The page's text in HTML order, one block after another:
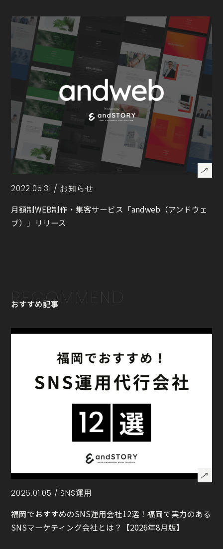
2022.05.31 / お知らせ
月額制WEB制作・集客サービス「andweb（アンドウェ
ブ）」リリース
RECOMMEND
おすすめ記事
2026.01.05 / SNS運用
福岡でおすすめのSNS運用会社12選！福岡で実力のある
SNSマーケティング会社とは？【2026年8月版】